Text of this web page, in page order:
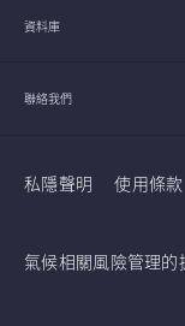
資料庫
聯絡我們
私隱聲明 使用條款
氣候相關風險管理的